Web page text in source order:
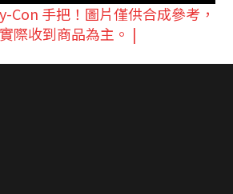
Con 手把！圖片僅供合成參考，
際收到商品為主。 |